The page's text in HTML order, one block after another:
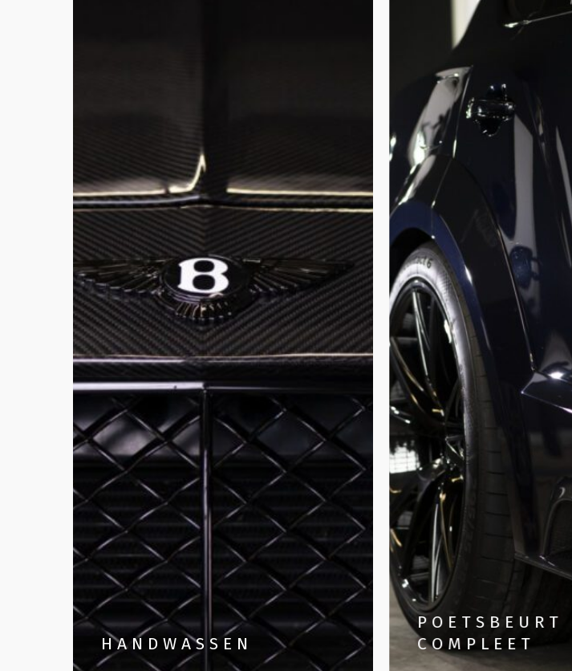
HANDWASSEN
POETSBEURT
COMPLEET